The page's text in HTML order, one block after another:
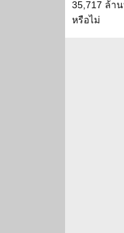
35,717 ล้า
หรือไม่